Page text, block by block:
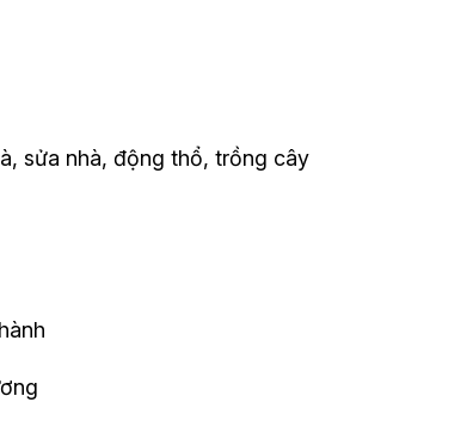
sửa nhà, động thổ, trồng cây